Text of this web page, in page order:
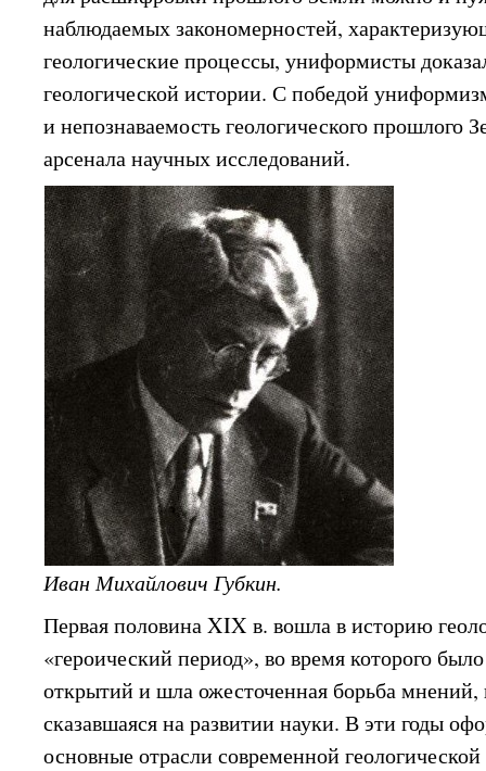
наблюдаемых закономерностей,
геологические процессы, униформисты
геологической истории. С победой
и непознаваемость геологического
арсенала научных исследований.
Иван Михайлович Губкин.
Первая половина XIX в. вошла в историю
«героический период», во время которого
открытий и шла ожесточенная борьба мнений,
сказавшаяся на развитии науки. В эти годы
основные отрасли современной